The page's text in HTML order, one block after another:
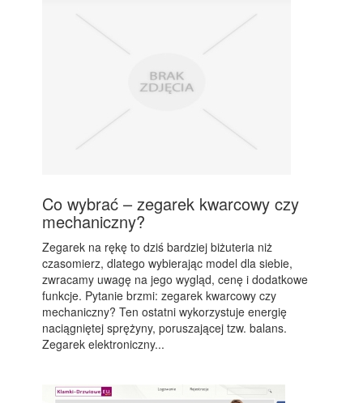
Co wybrać – zegarek kwarcowy czy
mechaniczny?
Zegarek na rękę to dziś bardziej biżuteria niż
czasomierz, dlatego wybierając model dla siebie,
zwracamy uwagę na jego wygląd, cenę i dodatkowe
funkcje. Pytanie brzmi: zegarek kwarcowy czy
mechaniczny? Ten ostatni wykorzystuje energię
naciągniętej sprężyny, poruszającej tzw. balans.
Zegarek elektroniczny...